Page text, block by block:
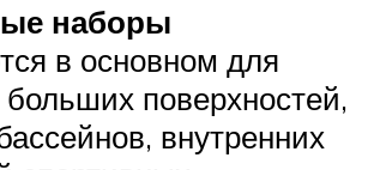
наборы
в основном для
поверхностей,
внутренних